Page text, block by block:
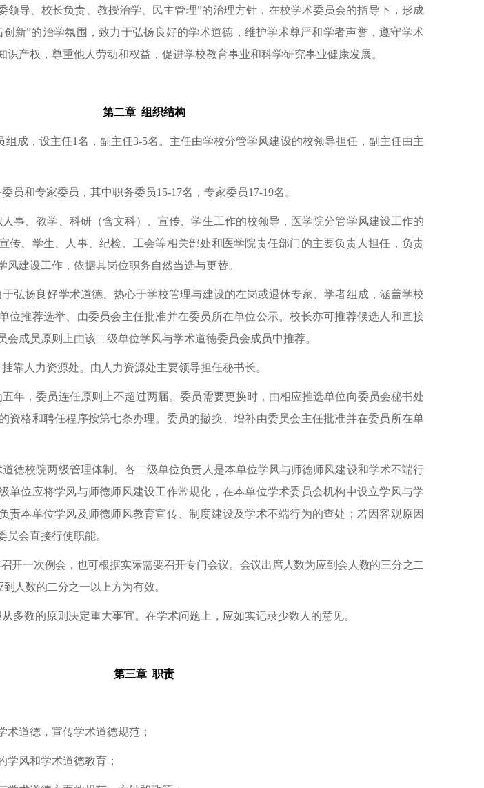
领导、校长负责、教授治学、民主管理”的治理方针，在校学术委员会的指导下，形成
新”的治学氛围，致力于弘扬良好的学术道德，维护学术尊严和学者声誉，遵守学术
识产权，尊重他人劳动和权益，促进学校教育事业和科学研究事业健康发展。
第二章 组织结构
组成，设主任1名，副主任3-5名。主任由学校分管学风建设的校领导担任，副主任由主
员和专家委员，其中职务委员15-17名，专家委员17-19名。
事、教学、科研（含文科）、宣传、学生工作的校领导，医学院分管学风建设工作的
传、学生、人事、纪检、工会等相关部处和医学院责任部门的主要负责人担任，负责
风建设工作，依据其岗位职务自然当选与更替。
弘扬良好学术道德、热心于学校管理与建设的在岗或退休专家、学者组成，涵盖学校
位推荐选举、由委员会主任批准并在委员所在单位公示。校长亦可推荐候选人和直接
会成员原则上由该二级单位学风与学术道德委员会成员中推荐。
靠人力资源处。由人力资源处主要领导担任秘书长。
年，委员连任原则上不超过两届。委员需要更换时，由相应推选单位向委员会秘书处
资格和聘任程序按第七条办理。委员的撤换、增补由委员会主任批准并在委员所在单
德校院两级管理体制。各二级单位负责人是本单位学风与师德师风建设和学术不端行
单位应将学风与师德师风建设工作常规化，在本单位学术委员会机构中设立学风与学
责本单位学风及师德师风教育宣传、制度建设及学术不端行为的查处；若因客观原因
员会直接行使职能。
开一次例会，也可根据实际需要召开专门会议。会议出席人数为应到会人数的三分之二
人数的二分之一以上方为有效。
多数的原则决定重大事宜。在学术问题上，应如实记录少数人的意见。
第三章 职责
术道德，宣传学术道德规范；
学风和学术道德教育；